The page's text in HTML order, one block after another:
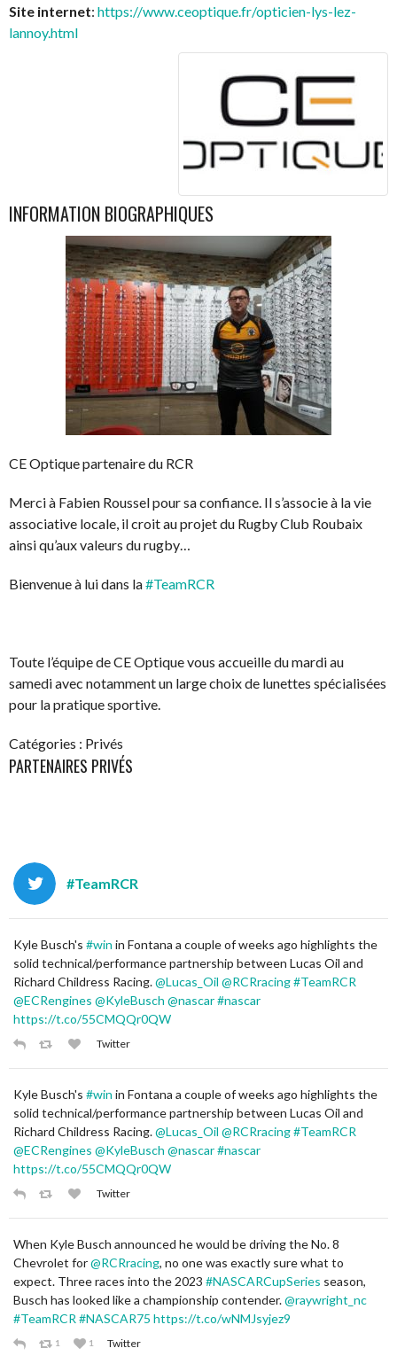
Site internet: https://www.ceoptique.fr/opticien-lys-lez-
lannoy.html
INFORMATION BIOGRAPHIQUES
CE Optique partenaire du RCR
Merci à Fabien Roussel pour sa confiance. Il s’associe à la vie
associative locale, il croit au projet du Rugby Club Roubaix
ainsi qu’aux valeurs du rugby…
Bienvenue à lui dans la#TeamRCR
Toute l’équipe de CE Optique vous accueille du mardi au
samedi avec notamment un large choix de lunettes spécialisées
pour la pratique sportive.
Catégories : Privés
PARTENAIRES PRIVÉS
#TeamRCR
Kyle Busch's #win in Fontana a couple of weeks ago highlights the
solid technical/performance partnership between Lucas Oil and
Richard Childress Racing.@Lucas_Oil @RCRracing#TeamRCR
@ECRengines @KyleBusch @nascar#nascar
https://t.co/55CMQQr0QW
Twitter
Kyle Busch's #win in Fontana a couple of weeks ago highlights the
solid technical/performance partnership between Lucas Oil and
Richard Childress Racing.@Lucas_Oil @RCRracing#TeamRCR
@ECRengines @KyleBusch @nascar#nascar
https://t.co/55CMQQr0QW
Twitter
When Kyle Busch announced he would be driving the No. 8
Chevrolet for@RCRracing, no one was exactly sure what to
expect. Three races into the 2023 #NASCARCupSeries season,
Busch has looked like a championship contender.@raywright_nc
#TeamRCR #NASCAR75 https://t.co/wNMJsyjez9
1 1 Twitter